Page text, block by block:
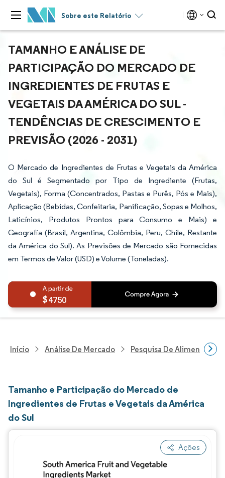
Sobre este Relatório
TAMANHO E ANÁLISE DE
PARTICIPAÇÃO DO MERCADO DE
INGREDIENTES DE FRUTAS E
VEGETAIS DA AMÉRICA DO SUL -
TENDÊNCIAS DE CRESCIMENTO E
PREVISÃO (2026 - 2031)
O Mercado de Ingredientes de Frutas e Vegetais da América
do Sul é Segmentado por Tipo de Ingrediente (Frutas,
Vegetais), Forma (Concentrados, Pastas e Purês, Pós e Mais),
Aplicação (Bebidas, Confeitaria, Panificação, Sopas e Molhos,
Laticínios, Produtos Prontos para Consumo e Mais) e
Geografia (Brasil, Argentina, Colômbia, Peru, Chile, Restante
da América do Sul). As Previsões de Mercado são Fornecidas
em Termos de Valor (USD) e Volume (Toneladas).
4750
Início Análise De Mercado Pesquisa De Alimentos E
Tamanho e Participação do Mercado de
Ingredientes de Frutas e Vegetais da América
do Sul
Ações